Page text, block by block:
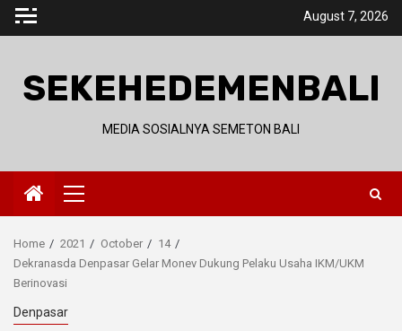
Skip
August 7, 2026
SEKEHEDEMENBALI
MEDIA SOSIALNYA SEMETON BALI
Primary
Menu
Home 2021 October
14
Dekranasda Denpasar Gelar Monev Dukung Pelaku Usaha IKM/UKM
Berinovasi
Denpasar